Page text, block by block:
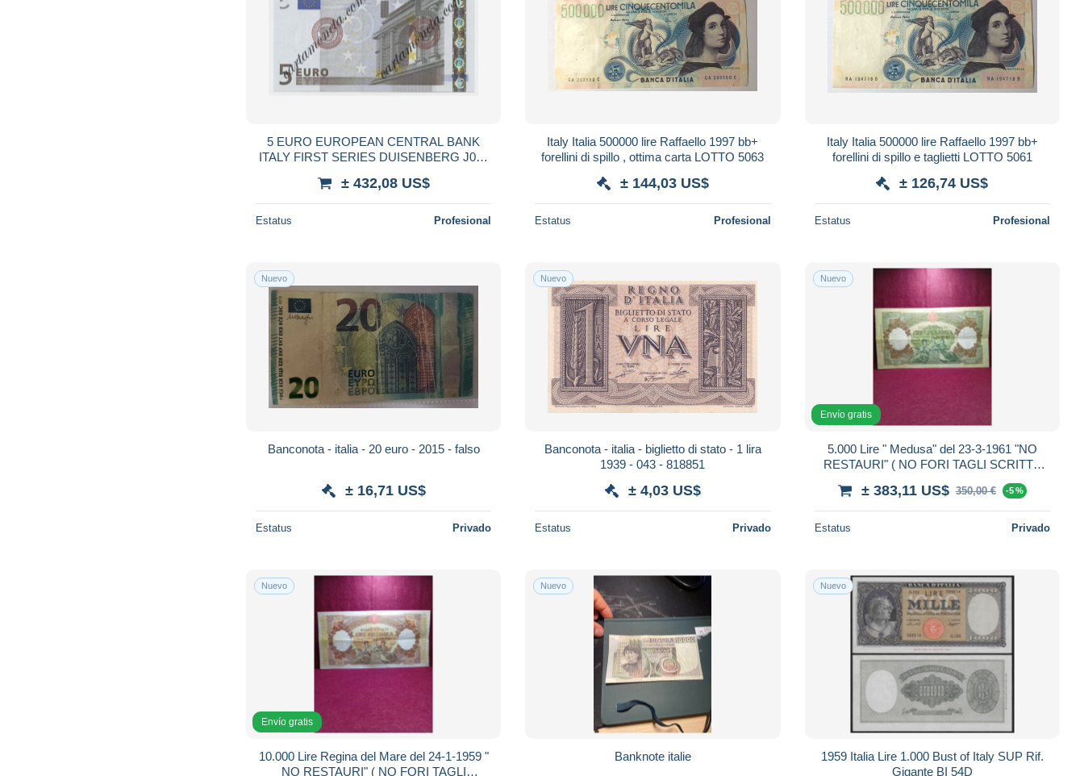
5 EURO EUROPEAN CENTRAL BANK
ITALY FIRST SERIES DUISENBERG J004
± 432,08 US$
Estatus Profesional
Italy Italia 500000 lire Raffaello 1997 bb+
forellini di spillo , ottima carta LOTTO 5063
± 144,03 US$
Estatus Profesional
Italy Italia 500000 lire Raffaello 1997 bb+
forellini di spillo e taglietti LOTTO 5061
± 126,74 US$
Estatus Profesional
Nuevo
Banconota - italia - 20 euro - 2015 - falso
± 16,71 US$
Estatus Privado
Nuevo
Banconota - italia - biglietto di stato - 1 lira
1939 - 043 - 818851
± 4,03 US$
Estatus Privado
Nuevo
Envío gratis
5.000 Lire " Medusa" del 23-3-1961 "NO
RESTAURI" ( NO FORI TAGLI SCRITTE
BB++).
± 383,11 US$ 350,00 € -5 %
Estatus Privado
Nuevo
Envío gratis
10.000 Lire Regina del Mare del 24-1-1959 "
NO RESTAURI" ( NO FORI TAGLI
Nuevo
Banknote italie
Nuevo
1959 Italia Lire 1.000 Bust of Italy SUP Rif.
Gigante BI 54D